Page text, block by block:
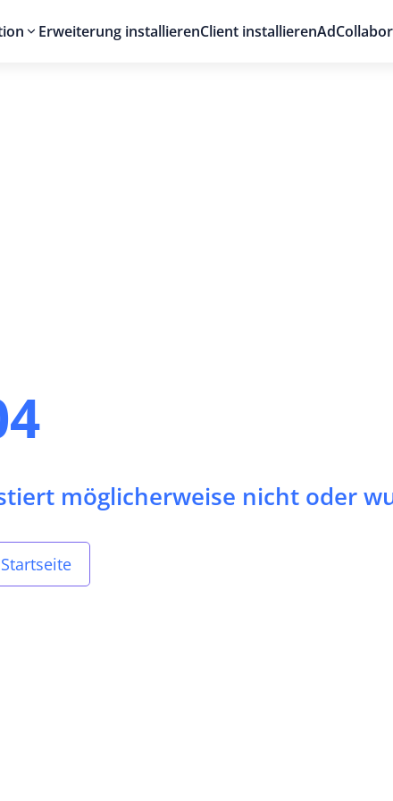
Erweiterung installierenClient installieren
möglicherweise nicht oder